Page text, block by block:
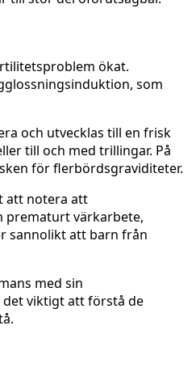
ökat.
som
och utvecklas till en frisk
till och med trillingar. På
för flerbördsgraviditeter.
att notera att
prematurt värkarbete,
sannolikt att barn från
med sin
det viktigt att förstå de